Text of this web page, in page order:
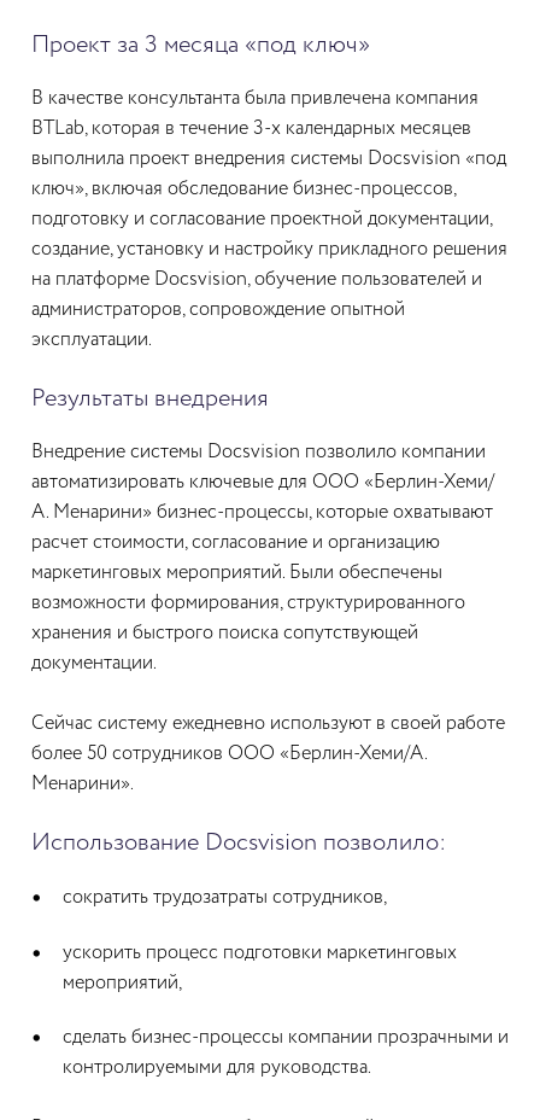
Проект за 3 месяца «под ключ»
В качестве консультанта была привлечена компания
BTLab, которая в течение 3-х календарных месяцев
выполнила проект внедрения системы Docsvision «под
ключ», включая обследование бизнес-процессов,
подготовку и согласование проектной документации,
создание, установку и настройку прикладного решения
на платформе Docsvision, обучение пользователей и
администраторов, сопровождение опытной
эксплуатации.
Результаты внедрения
Внедрение системы Docsvision позволило компании
автоматизировать ключевые для ООО «Берлин-Хеми/
А. Менарини» бизнес-процессы, которые охватывают
расчет стоимости, согласование и организацию
маркетинговых мероприятий. Были обеспечены
возможности формирования, структурированного
хранения и быстрого поиска сопутствующей
документации.
Сейчас систему ежедневно используют в своей работе
более 50 сотрудников ООО «Берлин-Хеми/А.
Менарини».
Использование Docsvision позволило:
сократить трудозатраты сотрудников,
ускорить процесс подготовки маркетинговых
мероприятий,
сделать бизнес-процессы компании прозрачными и
контролируемыми для руководства.